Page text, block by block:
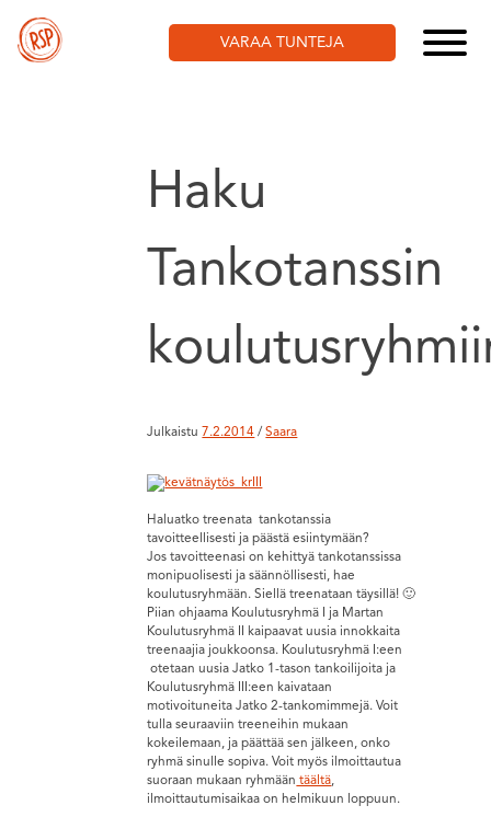
content
VARAA TUNTEJA
Haku
Tankotanssin
Julkaistu 7.2.2014 /Saara
Haluatko treenata tankotanssia
tavoitteellisesti ja päästä esiintymään?
Jos tavoitteenasi on kehittyä tankotanssissa
monipuolisesti ja säännöllisesti, hae
koulutusryhmään. Siellä treenataan täysillä! 🙂
Piian ohjaama Koulutusryhmä I ja Martan
Koulutusryhmä II kaipaavat uusia innokkaita
treenaajia joukkoonsa. Koulutusryhmä I:een
otetaan uusia Jatko 1-tason tankoilijoita ja
Koulutusryhmä III:een kaivataan
motivoituneita Jatko 2-tankomimmejä. Voit
tulla seuraaviin treeneihin mukaan
kokeilemaan, ja päättää sen jälkeen, onko
ryhmä sinulle sopiva. Voit myös ilmoittautua
suoraan mukaan ryhmään täältä,
ilmoittautumisaikaa on helmikuun loppuun.